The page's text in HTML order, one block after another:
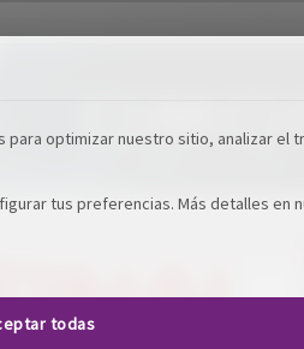
optimizar nuestro sitio, analizar el
tus preferencias. Más detalles en
todas